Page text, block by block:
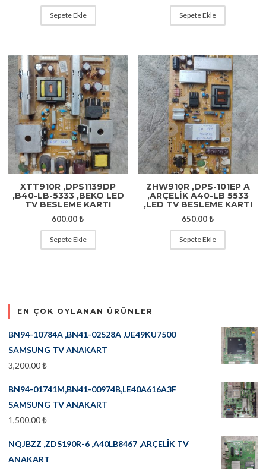
Sepete Ekle Sepete Ekle
XTT910R ,DPS1139DP
,B40-LB-5333 ,BEKO LED
TV BESLEME KARTI
600.00₺
Sepete Ekle
ZHW910R ,DPS-101EP A
,ARÇELIK A40-LB 5533
,LED TV BESLEME KARTI
650.00₺
Sepete Ekle
EN ÇOK OYLANAN ÜRÜNLER
BN94-10784A ,BN41-02528A ,UE49KU7500
SAMSUNG TV ANAKART
3,200.00₺
BN94-01741M,BN41-00974B,LE40A616A3F
SAMSUNG TV ANAKART
1,500.00₺
NQJBZZ ,ZDS190R-6 ,A40LB8467 ,ARÇELİK TV
ANAKART